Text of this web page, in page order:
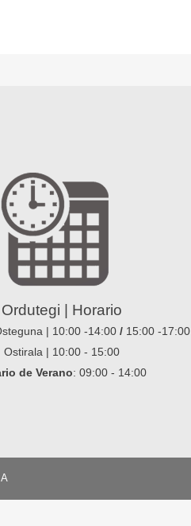
Ordutegi | Horario
| 10:00 -14:00/ 15:00 -17:00
Ostirala | 10:00 - 15:00
de Verano: 09:00 - 14:00